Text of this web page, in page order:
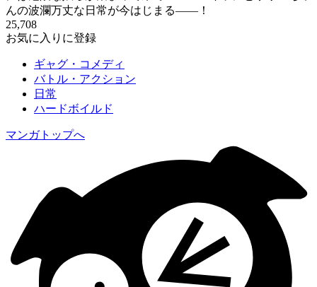
んの波瀾万丈な日常が今はじまる――！
25,708
お気に入りに登録
ギャグ・コメディ
バトル・アクション
日常
ハードボイルド
マンガトップへ